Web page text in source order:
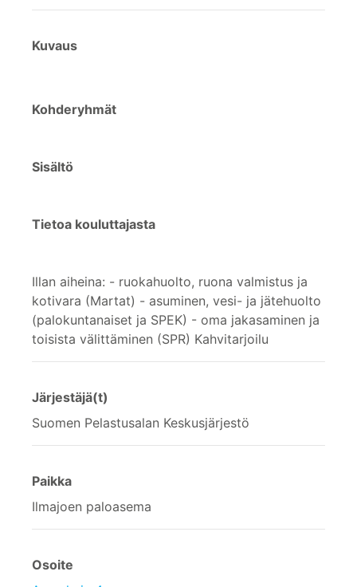
Kuvaus
Kohderyhmät
Sisältö
Tietoa kouluttajasta
Illan aiheina: - ruokahuolto, ruona valmistus ja
kotivara (Martat) - asuminen, vesi- ja jätehuolto
(palokuntanaiset ja SPEK) - oma jakasaminen ja
toisista välittäminen (SPR) Kahvitarjoilu
Järjestäjä(t)
Suomen Pelastusalan Keskusjärjestö
Paikka
Ilmajoen paloasema
Osoite